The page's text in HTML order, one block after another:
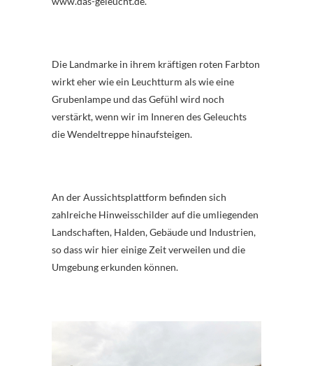
Die Landmarke in ihrem kräftigen roten Farbton
wirkt eher wie ein Leuchtturm als wie eine
Grubenlampe und das Gefühl wird noch
verstärkt, wenn wir im Inneren des Geleuchts
die Wendeltreppe hinaufsteigen.
An der Aussichtsplattform befinden sich
zahlreiche Hinweisschilder auf die umliegenden
Landschaften, Halden, Gebäude und Industrien,
so dass wir hier einige Zeit verweilen und die
Umgebung erkunden können.